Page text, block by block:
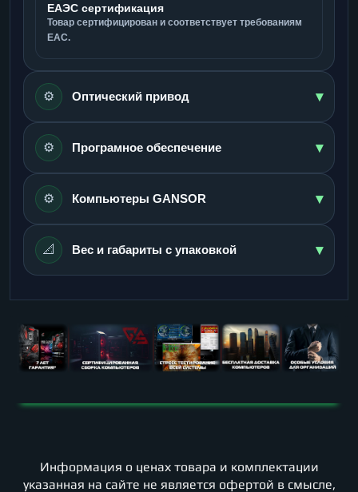
ЕАЭС сертификация
Товар сертифицирован и соответствует требованиям
ЕАС.
⚙️ Оптический привод ▾
⚙️ Програмное обеспечение ▾
⚙️ Компьютеры GANSOR ▾
📐 Вес и габариты с упаковкой ▾
Информация о ценах товара и комплектации
указанная на сайте не является офертой в смысле,